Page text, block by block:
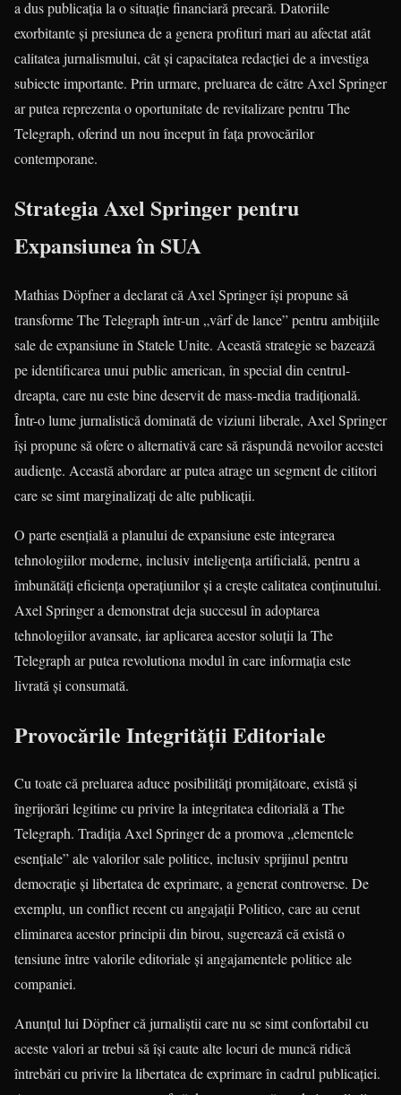
a dus publicația la o situație financiară precară. Datoriile
exorbitante și presiunea de a genera profituri mari au afectat atât
calitatea jurnalismului, cât și capacitatea redacției de a investiga
subiecte importante. Prin urmare, preluarea de către Axel Springer
ar putea reprezenta o oportunitate de revitalizare pentru The
Telegraph, oferind un nou început în fața provocărilor
contemporane.
Strategia Axel Springer pentru
Expansiunea în SUA
Mathias Döpfner a declarat că Axel Springer își propune să
transforme The Telegraph într-un „vârf de lance” pentru ambițiile
sale de expansiune în Statele Unite. Această strategie se bazează
pe identificarea unui public american, în special din centrul-
dreapta, care nu este bine deservit de mass-media tradițională.
Într-o lume jurnalistică dominată de viziuni liberale, Axel Springer
își propune să ofere o alternativă care să răspundă nevoilor acestei
audiențe. Această abordare ar putea atrage un segment de cititori
care se simt marginalizați de alte publicații.
O parte esențială a planului de expansiune este integrarea
tehnologiilor moderne, inclusiv inteligența artificială, pentru a
îmbunătăți eficiența operațiunilor și a crește calitatea conținutului.
Axel Springer a demonstrat deja succesul în adoptarea
tehnologiilor avansate, iar aplicarea acestor soluții la The
Telegraph ar putea revolutiona modul în care informația este
livrată și consumată.
Provocările Integrității Editoriale
Cu toate că preluarea aduce posibilități promițătoare, există și
îngrijorări legitime cu privire la integritatea editorială a The
Telegraph. Tradiția Axel Springer de a promova „elementele
esențiale” ale valorilor sale politice, inclusiv sprijinul pentru
democrație și libertatea de exprimare, a generat controverse. De
exemplu, un conflict recent cu angajații Politico, care au cerut
eliminarea acestor principii din birou, sugerează că există o
tensiune între valorile editoriale și angajamentele politice ale
companiei.
Anunțul lui Döpfner că jurnaliștii care nu se simt confortabil cu
aceste valori ar trebui să își caute alte locuri de muncă ridică
întrebări cu privire la libertatea de exprimare în cadrul publicației.